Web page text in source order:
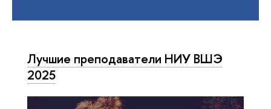
Лучшие преподаватели НИУ ВШЭ
2025